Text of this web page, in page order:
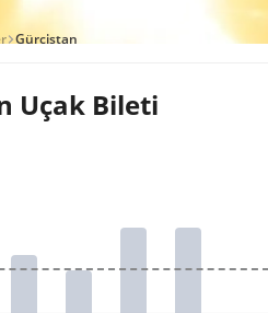
Gürcistan
Uçak Bileti